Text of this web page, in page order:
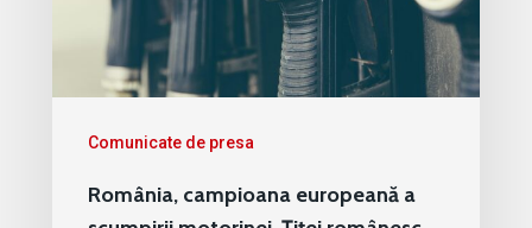
Comunicate de presa
România, campioana europeană a